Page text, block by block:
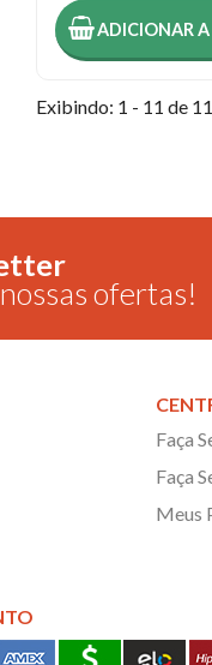
ADICIONAR A
Exibindo: 1 - 11 de
ofertas!
Faça
Faça
Meus